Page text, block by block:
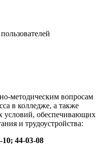
методическим вопросам
в колледже, а также
условий, обеспечивающих
и трудоустройства:
10; 44-03-08